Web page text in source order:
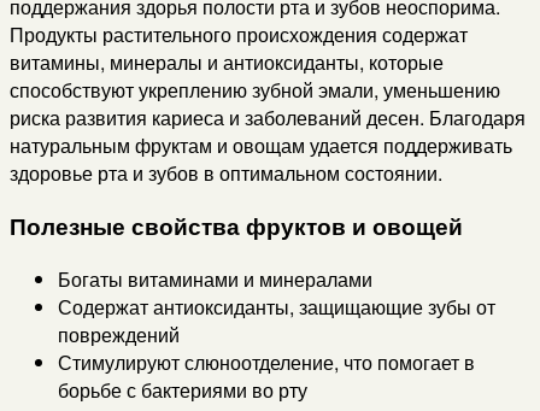
поддержания здорья полости рта и зубов неоспорима.
Продукты растительного происхождения содержат
витамины, минералы и антиоксиданты, которые
способствуют укреплению зубной эмали, уменьшению
риска развития кариеса и заболеваний десен. Благодаря
натуральным фруктам и овощам удается поддерживать
здоровье рта и зубов в оптимальном состоянии.
Полезные свойства фруктов и овощей
Богаты витаминами и минералами
Содержат антиоксиданты, защищающие зубы от
повреждений
Стимулируют слюноотделение, что помогает в
борьбе с бактериями во рту